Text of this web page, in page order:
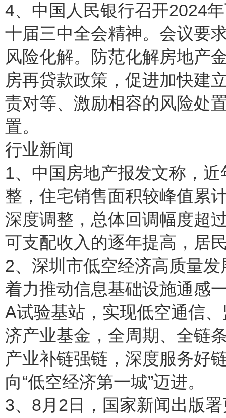
4、中国人民银行召开2024
十届三中全会精神。会议要
风险化解。防范化解房地产
房再贷款政策，促进加快建
责对等、激励相容的风险处
置。
行业新闻
1、中国房地产报发文称，
整，住宅销售面积较峰值累
深度调整，总体回调幅度超
可支配收入的逐年提高，居
2、深圳市低空经济高质量
着力推动信息基础设施通感
A试验基站，实现低空通信
济产业基金，全周期、全链
产业补链强链，深度服务好
向“低空经济第一城”迈进。
3、8月2日，国家新闻出版